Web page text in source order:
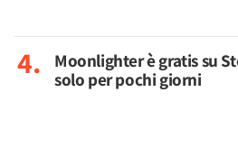
Moonlighter è gratis su
solo per pochi giorni